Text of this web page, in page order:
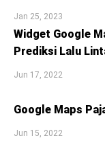
Jan 25, 2023
Widget Google
Prediksi Lalu
Jun 17, 2022
Google Maps
Jun 15, 2022